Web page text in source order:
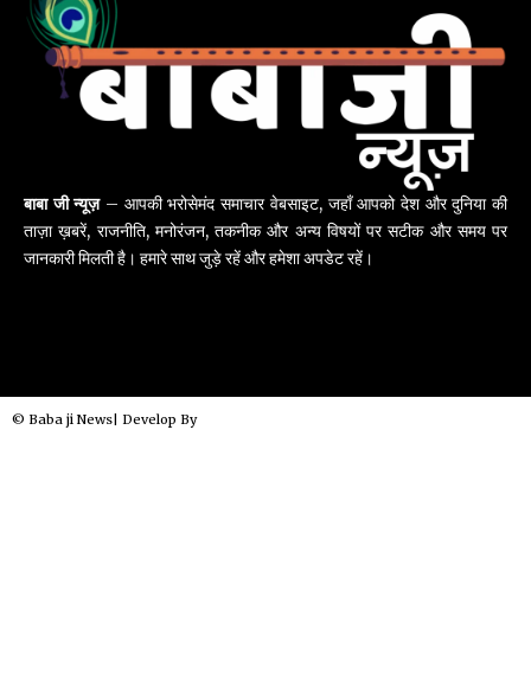
बाबा जी न्यूज़– आपकी भरोसेमंद समाचार वेबसाइट, जहाँ आपको देश और दुनिया की
ताज़ा ख़बरें, राजनीति, मनोरंजन, तकनीक और अन्य विषयों पर सटीक और समय पर
जानकारी मिलती है। हमारे साथ जुड़े रहें और हमेशा अपडेट रहें।
© Baba ji News| Develop By